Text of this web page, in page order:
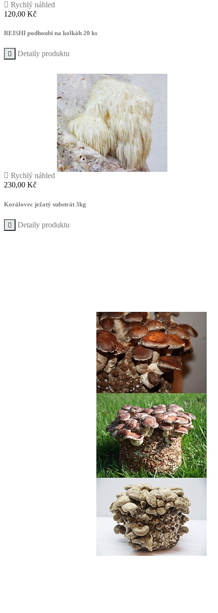
 Rychlý náhled
Cena
120,00 Kč
REISHI podhoubí na kolkáh 20 ks
 Detaily produktu
 Rychlý náhled
Cena
230,00 Kč
Korálovec ježatý substrát 3kg
 Detaily produktu